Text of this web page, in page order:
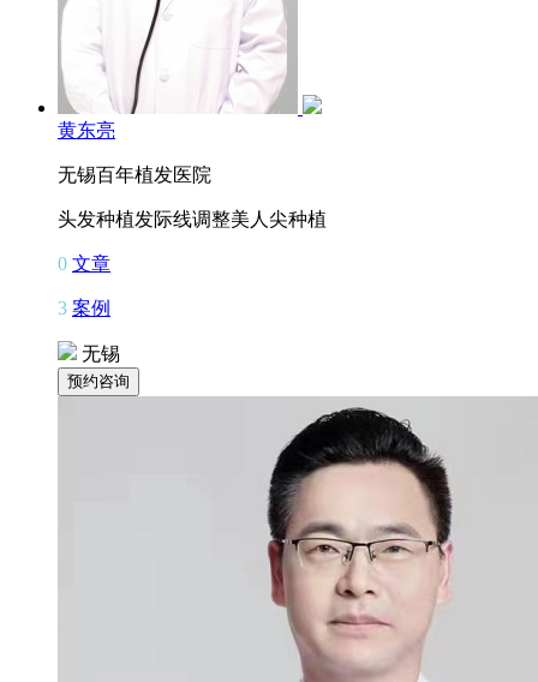
黄东亮
无锡百年植发医院
头发种植发际线调整美人尖种植
0 文章
3 案例
无锡